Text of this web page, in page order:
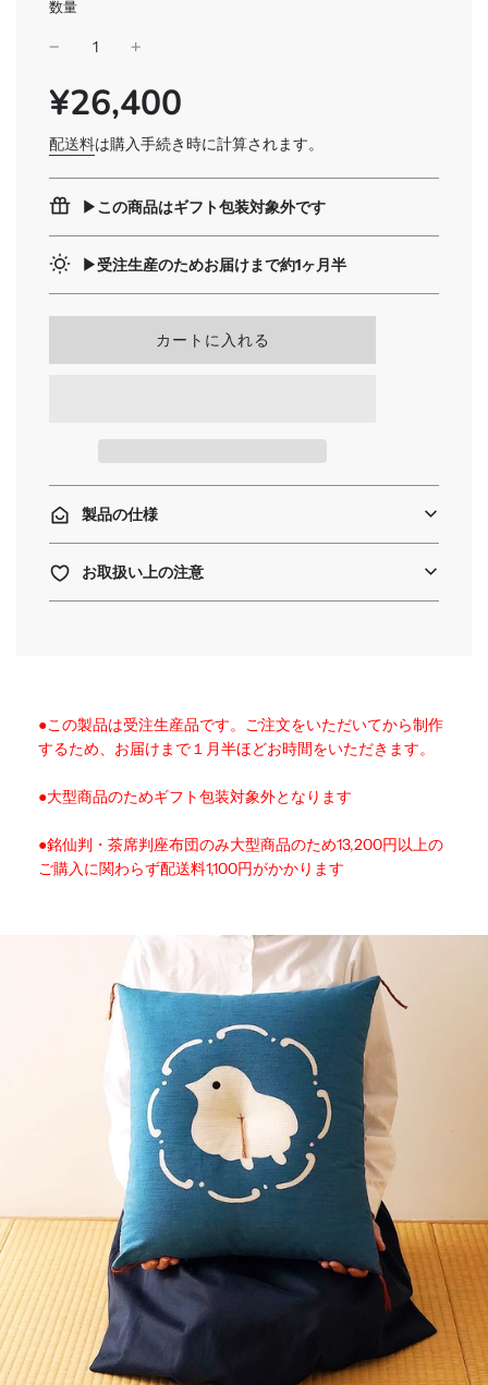
数量
SALE
PRICE
通
常
価
格
¥26,400
配送料は購入手続き時に計算されます。
▶︎この商品はギフト包装対象外です
▶︎受注生産のためお届けまで約1ヶ月半
読
.
.
.
カートに入れる
製品の仕様
お取扱い上の注意
●この製品は受注生産品です。ご注文をいただいてから制作
するため、お届けまで１月半ほどお時間をいただきます。
●大型商品のためギフト包装対象外となります
●銘仙判・茶席判座布団のみ大型商品のため13,200円以上の
ご購入に関わらず配送料1,100円がかかります